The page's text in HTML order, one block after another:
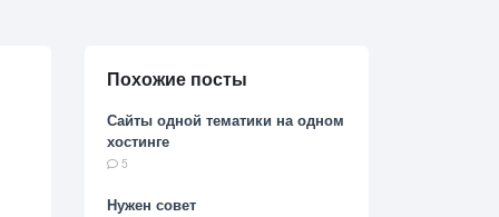
Похожие посты
Сайты одной тематики на одном
хостинге
5
Нужен совет